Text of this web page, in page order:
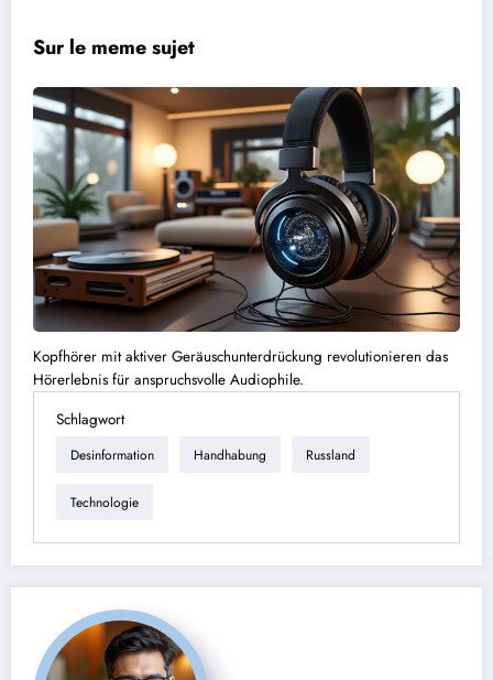
Sur le meme sujet
Kopfhörer mit aktiver Geräuschunterdrückung revolutionieren das
Hörerlebnis für anspruchsvolle Audiophile.
Schlagwort
Desinformation Handhabung Russland
Technologie